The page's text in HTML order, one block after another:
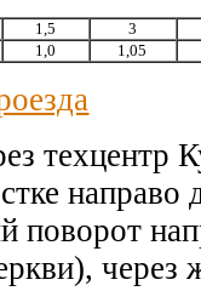
1,5
3
1,0 1,05
техцентр
поворот
через